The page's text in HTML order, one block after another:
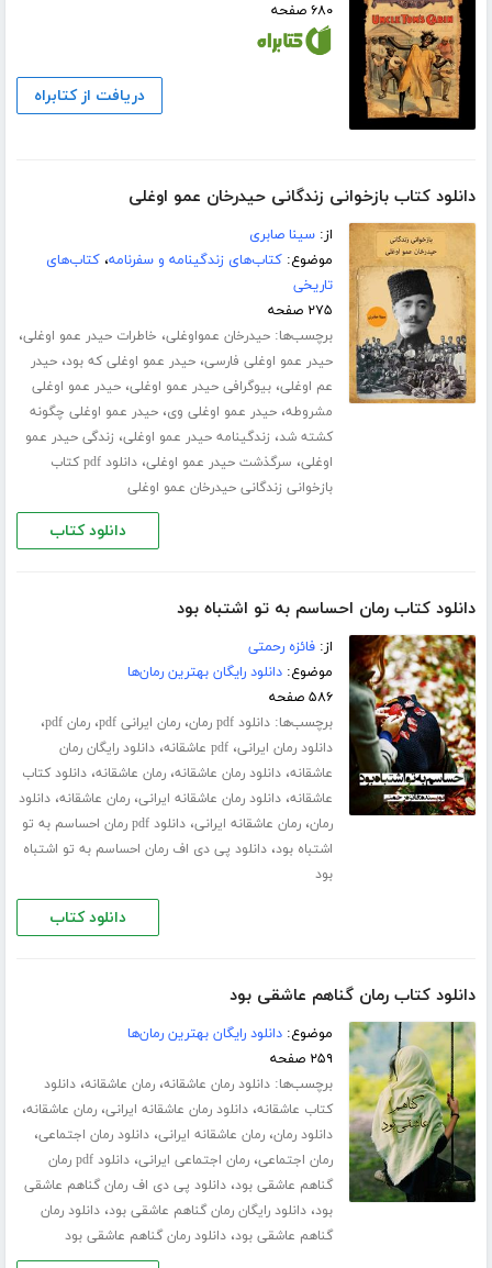
۶۸۰ صفحه
دریافت از کتابراه
دانلود کتاب بازخوانی زندگانی حیدرخان عمو اوغلی
از:سینا صابری
موضوع:کتاب‌های زندگینامه و سفرنامه،کتاب‌های
تاریخی
۲۷۵ صفحه
برچسب‌ها:حیدرخان عمواوغلی، خاطرات حیدر عمو اوغلی،
حیدر عمو اوغلی فارسی،حیدر عمو اوغلی که بود،حیدر
عم اوغلی،بیوگرافی حیدر عمو اوغلی،حیدر عمو اوغلی
مشروطه،حیدر عمو اوغلی وی،حیدر عمو اوغلی چگونه
کشته شد، زندگینامه حیدر عمو اوغلی، زندگی حیدر عمو
اوغلی، سرگذشت حیدر عمو اوغلی،
دانلود pdf کتاب
بازخوانی زندگانی حیدرخان عمو اوغلی
دانلود کتاب
دانلود کتاب رمان احساسم به تو اشتباه بود
از:فائزه رحمتی
موضوع:دانلود رایگان بهترین رمان‌ها
۵۸۶ صفحه
برچسب‌ها:دانلود pdf رمان ،رمان ایرانی pdf ،رمان pdf ،
دانلود رمان ایرانی،pdf عاشقانه ،دانلود رایگان رمان
عاشقانه،دانلود رمان عاشقانه،رمان عاشقانه،دانلود کتاب
عاشقانه،دانلود رمان عاشقانه ایرانی،رمان عاشقانه،دانلود
رمان،رمان عاشقانه ایرانی،
دانلود pdf رمان احساسم به تو
اشتباه بود،دانلود پی دی اف رمان احساسم به تو اشتباه
بود
دانلود کتاب
دانلود کتاب رمان گناهم عاشقی بود
موضوع:دانلود رایگان بهترین رمان‌ها
۲۵۹ صفحه
برچسب‌ها:دانلود رمان عاشقانه،رمان عاشقانه،دانلود
کتاب عاشقانه،دانلود رمان عاشقانه ایرانی،رمان عاشقانه،
دانلود رمان،رمان عاشقانه ایرانی،دانلود رمان اجتماعی،
رمان اجتماعی،رمان اجتماعی ایرانی،
دانلود pdf رمان
گناهم عاشقی بود،دانلود پی دی اف رمان گناهم عاشقی
بود،دانلود رایگان رمان گناهم عاشقی بود،دانلود رمان
گناهم عاشقی بود،دانلود رمان گناهم عاشقی بود